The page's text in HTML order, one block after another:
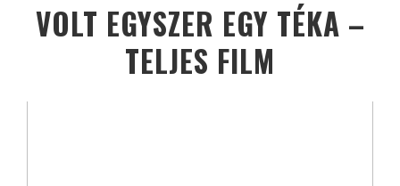
VOLT EGYSZER EGY TÉKA –
TELJES FILM